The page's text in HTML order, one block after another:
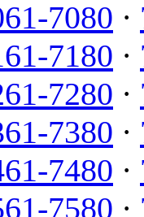
7080 ·
7180 ·
7280 ·
7380 ·
7480 ·
7580 ·